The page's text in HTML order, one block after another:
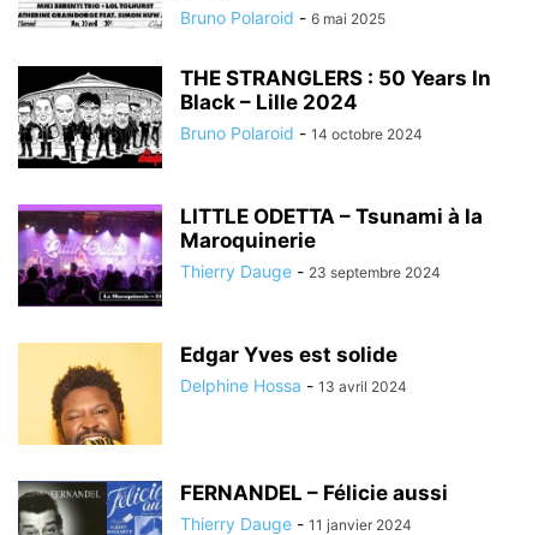
Bruno Polaroid - 6 mai 2025
THE STRANGLERS : 50 Years In
Black – Lille 2024
Bruno Polaroid - 14 octobre 2024
LITTLE ODETTA – Tsunami à la
Maroquinerie
Thierry Dauge - 23 septembre 2024
Edgar Yves est solide
Delphine Hossa - 13 avril 2024
FERNANDEL – Félicie aussi
Thierry Dauge - 11 janvier 2024